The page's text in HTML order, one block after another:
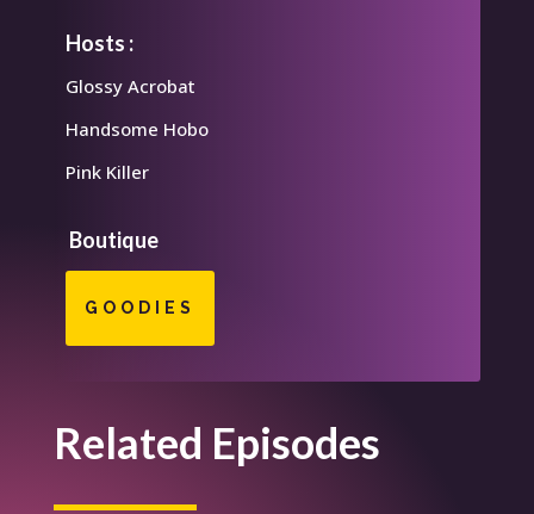
Hosts :
Glossy Acrobat
Handsome Hobo
Pink Killer
Boutique
GOODIES
Related Episodes